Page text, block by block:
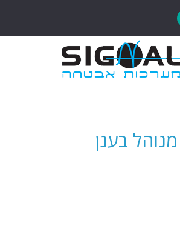
RG-ES224GC מתג ללא POE מנוהל בענן